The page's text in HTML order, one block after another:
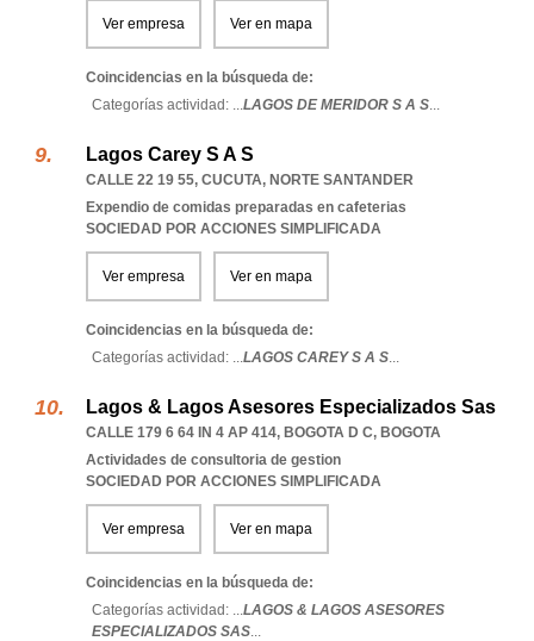
Ver empresa Ver en mapa
Coincidencias en la búsqueda de:
Categorías actividad: ...LAGOS DE MERIDOR S A S...
Lagos Carey S A S
CALLE 22 19 55, CUCUTA, NORTE SANTANDER
Expendio de comidas preparadas en cafeterias
SOCIEDAD POR ACCIONES SIMPLIFICADA
Ver empresa Ver en mapa
Coincidencias en la búsqueda de:
Categorías actividad: ...LAGOS CAREY S A S...
Lagos & Lagos Asesores Especializados Sas
CALLE 179 6 64 IN 4 AP 414, BOGOTA D C, BOGOTA
Actividades de consultoria de gestion
SOCIEDAD POR ACCIONES SIMPLIFICADA
Ver empresa Ver en mapa
Coincidencias en la búsqueda de:
Categorías actividad: ...LAGOS & LAGOS ASESORES
ESPECIALIZADOS SAS...